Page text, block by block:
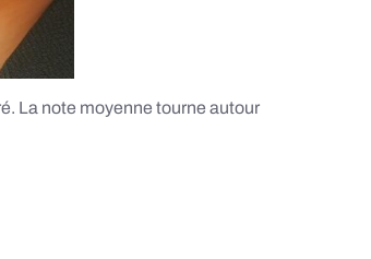
La note moyenne tourne autour